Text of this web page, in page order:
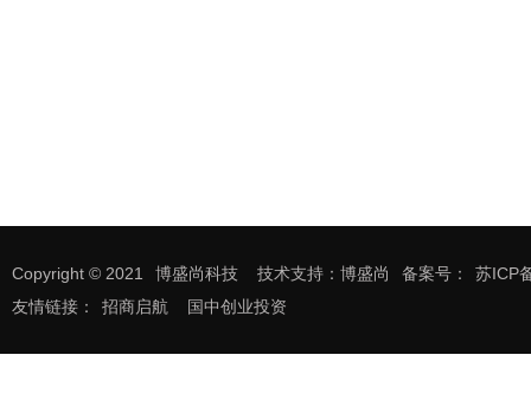
Copyright © 2021 博盛尚科技 技术支持：博盛尚 备案号：
苏ICP
友情链接：
招商启航 国中创业投资